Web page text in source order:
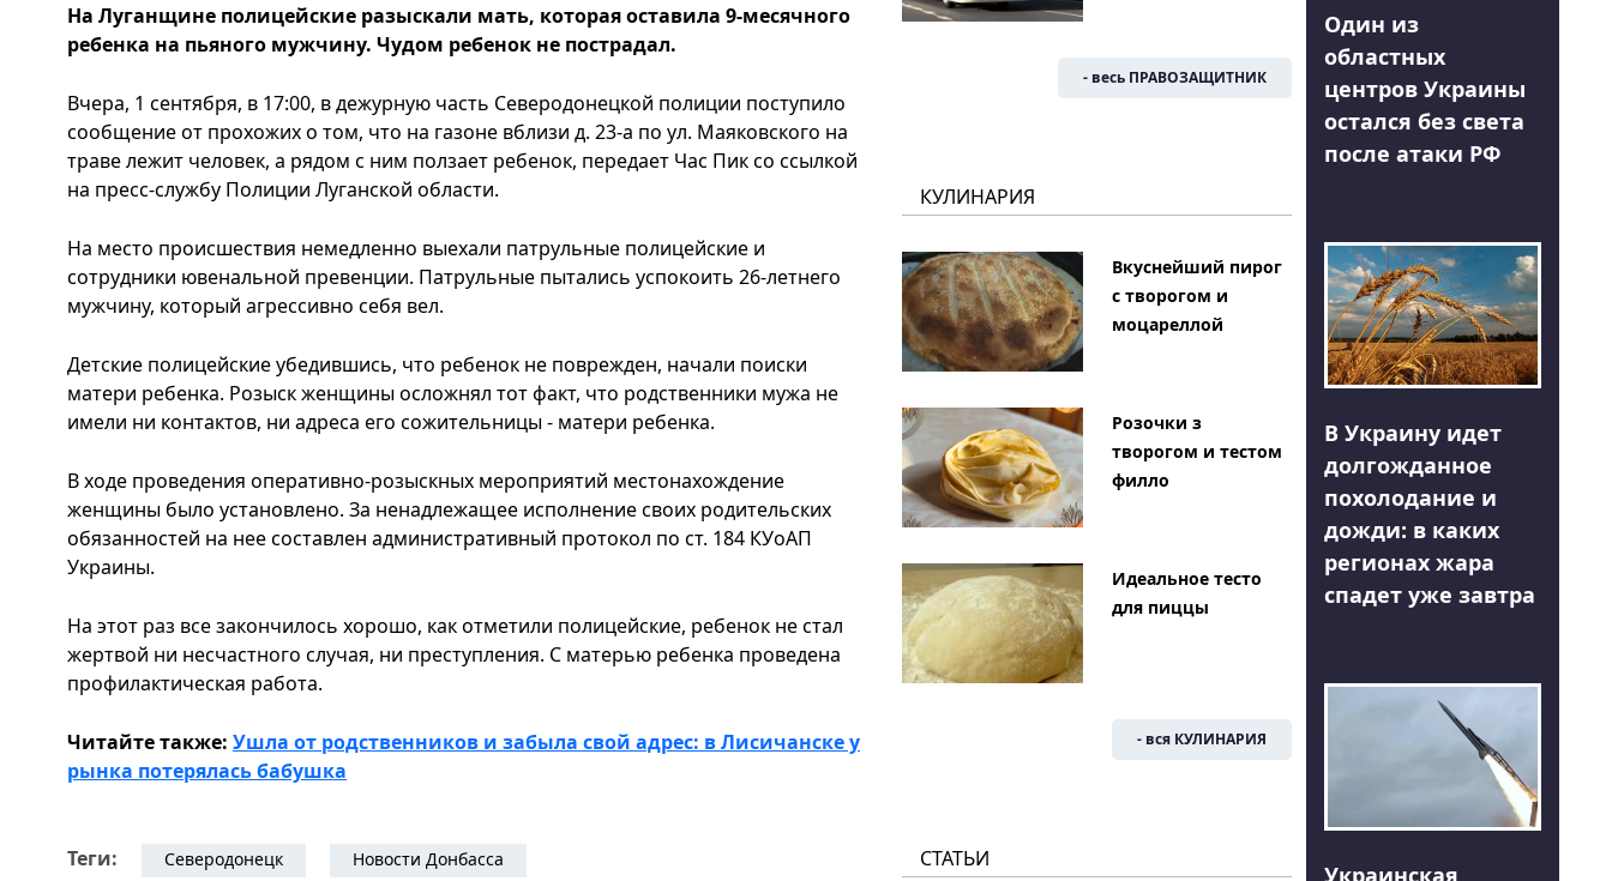
На Луганщине полицейские разыскали мать, которая оставила 9-месячного
ребенка на пьяного мужчину. Чудом ребенок не пострадал.
Вчера, 1 сентября, в 17:00, в дежурную часть Северодонецкой полиции поступило
сообщение от прохожих о том, что на газоне вблизи д. 23-а по ул. Маяковского на
траве лежит человек, а рядом с ним ползает ребенок, передает Час Пик со ссылкой
на пресс-службу Полиции Луганской области.
На место происшествия немедленно выехали патрульные полицейские и
сотрудники ювенальной превенции. Патрульные пытались успокоить 26-летнего
мужчину, который агрессивно себя вел.
Детские полицейские убедившись, что ребенок не поврежден, начали поиски
матери ребенка. Розыск женщины осложнял тот факт, что родственники мужа не
имели ни контактов, ни адреса его сожительницы - матери ребенка.
В ходе проведения оперативно-розыскных мероприятий местонахождение
женщины было установлено. За ненадлежащее исполнение своих родительских
обязанностей на нее составлен административный протокол по ст. 184 КУоАП
Украины.
На этот раз все закончилось хорошо, как отметили полицейские, ребенок не стал
жертвой ни несчастного случая, ни преступления. С матерью ребенка проведена
профилактическая работа.
Читайте также: Ушла от родственников и забыла свой адрес: в Лисичанске у
рынка потерялась бабушка
Теги: Северодонецк Новости Донбасса
- весь ПРАВОЗАЩИТНИК
КУЛИНАРИЯ
Вкуснейший пирог
с творогом и
моцареллой
Розочки з
творогом и тестом
филло
Идеальное тесто
для пиццы
- вся КУЛИНАРИЯ
СТАТЬИ
Один из
областных
центров Украины
остался без света
после атаки РФ
В Украину идет
долгожданное
похолодание и
дожди: в каких
регионах жара
спадет уже завтра